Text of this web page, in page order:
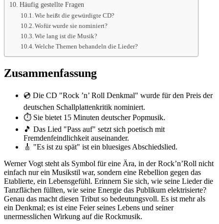
Häufig gestellte Fragen
Wie heißt die gewürdigte CD?
Wofür wurde sie nominiert?
Wie lang ist die Musik?
Welche Themen behandeln die Lieder?
Zusammenfassung
💿 Die CD "Rock ’n’ Roll Denkmal" wurde für den Preis der
deutschen Schallplattenkritik nominiert.
⏱️ Sie bietet 15 Minuten deutscher Popmusik.
🎵 Das Lied "Pass auf" setzt sich poetisch mit
Fremdenfeindlichkeit auseinander.
🎸 "Es ist zu spät" ist ein bluesiges Abschiedslied.
Werner Vogt steht als Symbol für eine Ära, in der Rock’n’Roll nicht
einfach nur ein Musikstil war, sondern eine Rebellion gegen das
Etablierte, ein Lebensgefühl. Erinnern Sie sich, wie seine Lieder die
Tanzflächen füllten, wie seine Energie das Publikum elektrisierte?
Genau das macht diesen Tribut so bedeutungsvoll. Es ist mehr als
ein Denkmal; es ist eine Feier seines Lebens und seiner
unermesslichen Wirkung auf die Rockmusik.